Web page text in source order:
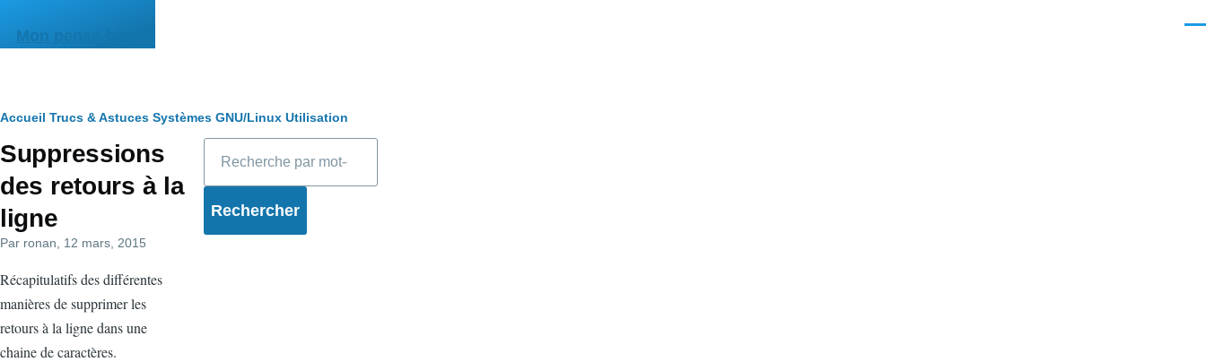
Mon pense-bête
Fil
d'Ariane
Accueil Trucs & Astuces Systèmes GNU/Linux Utilisation
Suppressions
des retours à la
ligne
Par ronan , 12 mars, 2015
Récapitulatifs des différentes
manières de supprimer les
retours à la ligne dans une
chaine de caractères.